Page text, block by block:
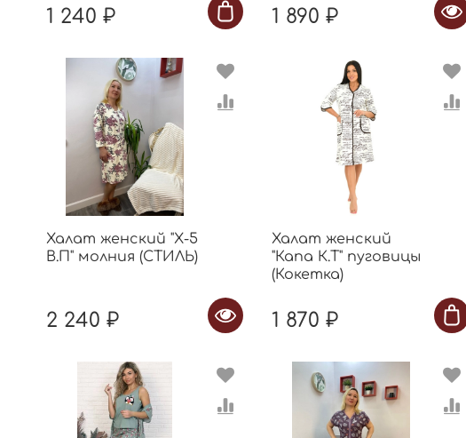
1 240 ₽ 1 890 ₽
Халат женский "Х-5
В.П" молния (СТИЛЬ)
2 240 ₽
Халат женский
"Капа К.Т" пуговицы
(Кокетка)
1 870 ₽